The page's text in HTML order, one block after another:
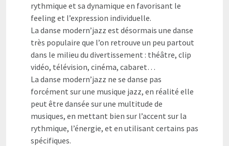
rythmique et sa dynamique en favorisant le
feeling et l’expression individuelle.
La danse modern’jazz est désormais une danse
très populaire que l’on retrouve un peu partout
dans le milieu du divertissement : théâtre, clip
vidéo, télévision, cinéma, cabaret…
La danse modern’jazz ne se danse pas
forcément sur une musique jazz, en réalité elle
peut être dansée sur une multitude de
musiques, en mettant bien sur l’accent sur la
rythmique, l’énergie, et en utilisant certains pas
spécifiques.